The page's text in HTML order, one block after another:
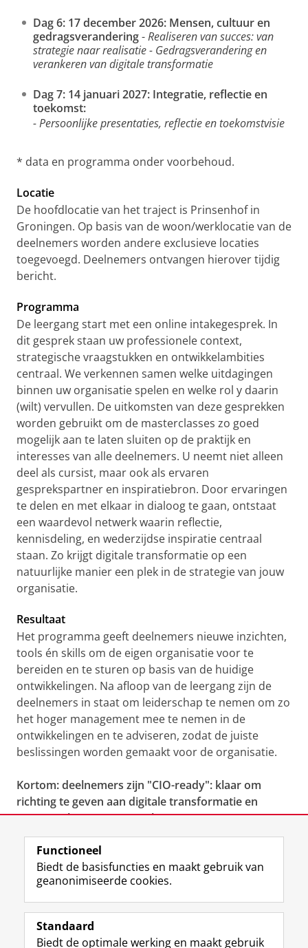
Dag 6: 17 december 2026: Mensen, cultuur en
gedragsverandering-Realiseren van succes: van
strategie naar realisatie - Gedragsverandering en
verankeren van digitale transformatie
Dag 7: 14 januari 2027: Integratie, reflectie en
toekomst:
- Persoonlijke presentaties, reflectie en toekomstvisie
* data en programma onder voorbehoud.
Locatie
De hoofdlocatie van het traject is Prinsenhof in
Groningen. Op basis van de woon/werklocatie van de
deelnemers worden andere exclusieve locaties
toegevoegd. Deelnemers ontvangen hierover tijdig
bericht.
Programma
De leergang start met een online intakegesprek. In
dit gesprek staan uw professionele context,
strategische vraagstukken en ontwikkelambities
centraal. We verkennen samen welke uitdagingen
binnen uw organisatie spelen en welke rol y daarin
(wilt) vervullen. De uitkomsten van deze gesprekken
worden gebruikt om de masterclasses zo goed
mogelijk aan te laten sluiten op de praktijk en
interesses van alle deelnemers. U neemt niet alleen
deel als cursist, maar ook als ervaren
gesprekspartner en inspiratiebron. Door ervaringen
te delen en met elkaar in dialoog te gaan, ontstaat
een waardevol netwerk waarin reflectie,
kennisdeling, en wederzijdse inspiratie centraal
staan. Zo krijgt digitale transformatie op een
natuurlijke manier een plek in de strategie van jouw
organisatie.
Resultaat
Het programma geeft deelnemers nieuwe inzichten,
tools én skills om de eigen organisatie voor te
bereiden en te sturen op basis van de huidige
ontwikkelingen. Na afloop van de leergang zijn de
deelnemers in staat om leiderschap te nemen om zo
het hoger management mee te nemen in de
ontwikkelingen en te adviseren, zodat de juiste
beslissingen worden gemaakt voor de organisatie.
Kortom: deelnemers zijn "CIO-ready": klaar om
richting te geven aan digitale transformatie en
strategische impact te maken!
Inschrijven via IT Academy
Functioneel
Biedt de basisfuncties en maakt gebruik van
geanonimiseerde cookies.
Standaard
Biedt de optimale werking en maakt gebruik